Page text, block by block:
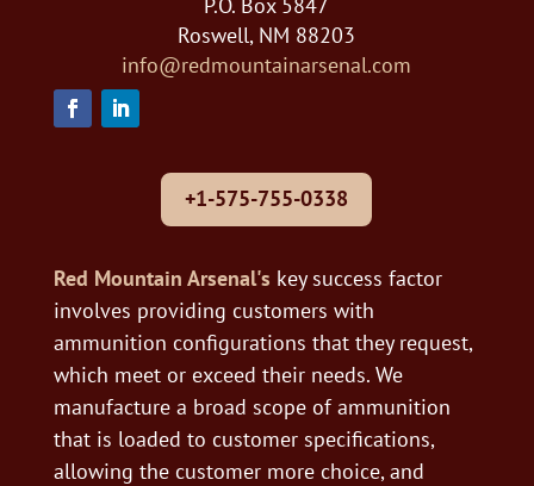
Roswell, NM 88203
info@redmountainarsenal.com
+1-575-755-0338
Red Mountain Arsenal's key success factor
involves providing customers with
ammunition configurations that they request,
which meet or exceed their needs. We
manufacture a broad scope of ammunition
that is loaded to customer specifications,
allowing the customer more choice, and